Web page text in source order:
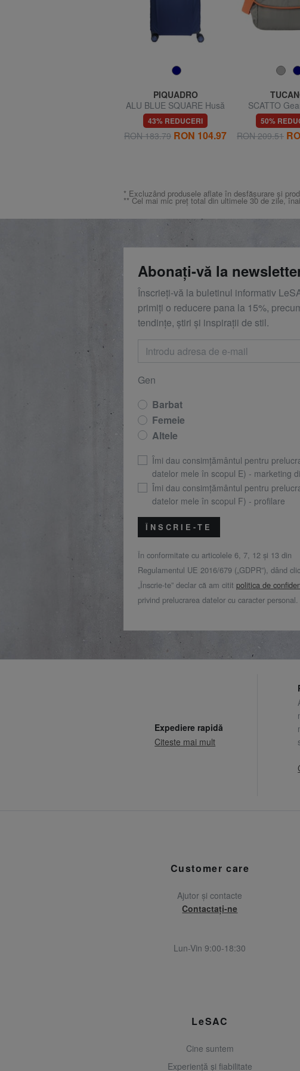
PIQUADRO
ALU BLUE SQUARE Husă
pentru cărucior
43% REDUCERI
RON 183.79 RON 104.97
SCATTO
50%
RON 209.51
* Excluzând produsele aflate în desfășurare și
** Cel mai mic preț total din ultimele 30 de zile,
Abonați-vă la
Înscrieți-vă la buletinul informativ
primiți o reducere pana la 15%,
tendințe, știri și inspirații de stil.
Gen
Barbat
Femeie
Altele
Îmi dau consimțământul pentru
datelor mele în scopul E) - marketing
Îmi dau consimțământul pentru
datelor mele în scopul F) - profilare
ÎNSCRIE-TE
În conformitate cu articolele 6, 7, 12 și 13 din
Regulamentul UE 2016/679 („GDPR”), dând
„Înscrie-te” declar că am citit politica de
privind prelucrarea datelor cu caracter personal.
Expediere rapidă
Citeste mai mult
Customer care
Ajutor și contacte
Contactați-ne
Lun-Vin 9:00-18:30
LeSAC
Cine suntem
Experiență și fiabilitate